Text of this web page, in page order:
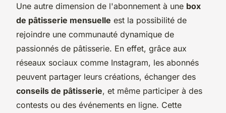
Une autre dimension de l'abonnement à une box
de pâtisserie mensuelle est la possibilité de
rejoindre une communauté dynamique de
passionnés de pâtisserie. En effet, grâce aux
réseaux sociaux comme Instagram, les abonnés
peuvent partager leurs créations, échanger des
conseils de pâtisserie, et même participer à des
contests ou des événements en ligne. Cette